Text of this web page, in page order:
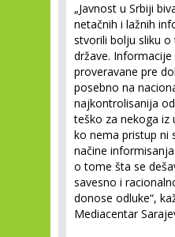
„Javnost u Srbiji
netačnih i lažnih
stvorili bolju sliku
države.
proveravane pre
posebno na
najkontrolisanija
teško za nekoga iz
ko nema pristup ni
načine
o tome šta se
savesno i
donose odluke“,
Mediacentar